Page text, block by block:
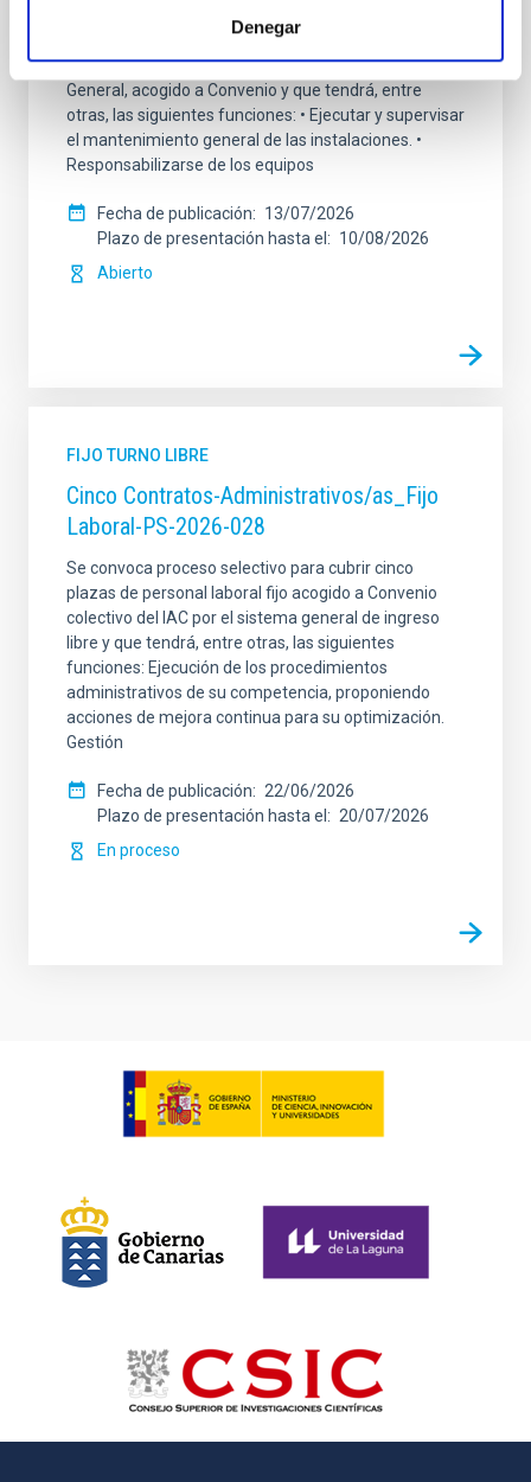
Denegar
personal laboral fijo, de un puesto de trabajo con la
categoría profesional de Técnico/a Mantenimiento
General, acogido a Convenio y que tendrá, entre
otras, las siguientes funciones: • Ejecutar y supervisar
el mantenimiento general de las instalaciones. •
Responsabilizarse de los equipos
Fecha de publicación
13/07/2026
Plazo de presentación hasta el
10/08/2026
Abierto
FIJO TURNO LIBRE
Cinco Contratos-Administrativos/as_Fijo
Laboral-PS-2026-028
Se convoca proceso selectivo para cubrir cinco
plazas de personal laboral fijo acogido a Convenio
colectivo del IAC por el sistema general de ingreso
libre y que tendrá, entre otras, las siguientes
funciones: Ejecución de los procedimientos
administrativos de su competencia, proponiendo
acciones de mejora continua para su optimización.
Gestión
Fecha de publicación
22/06/2026
Plazo de presentación hasta el
20/07/2026
En proceso